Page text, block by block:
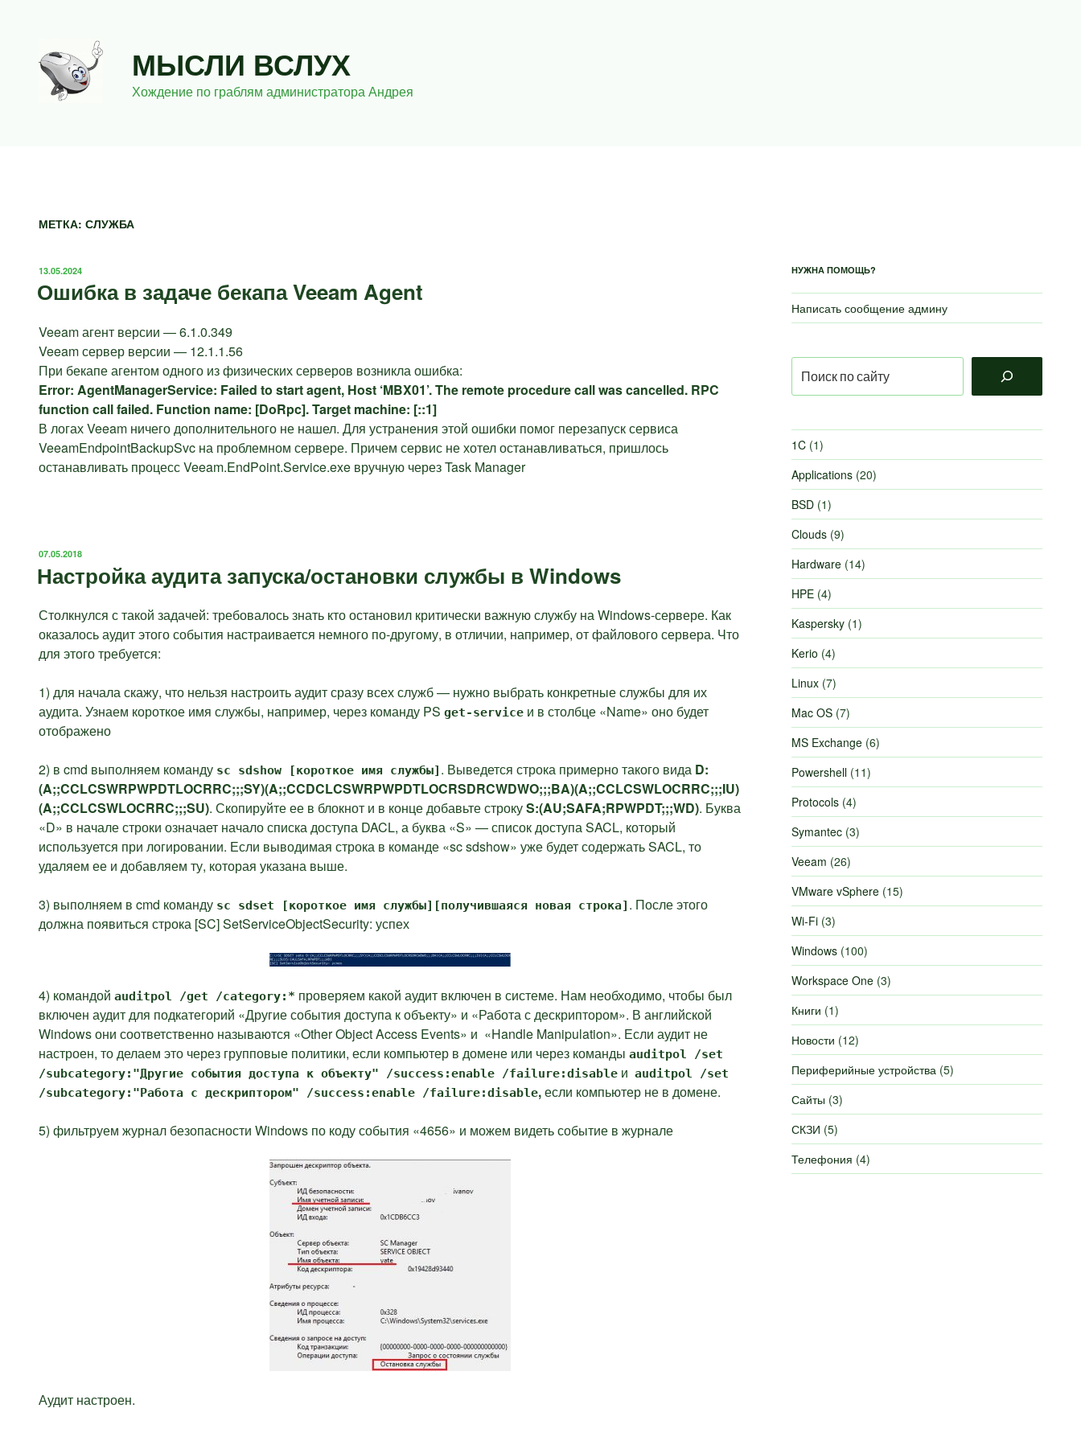
содержимому
МЫСЛИ ВСЛУХ
Хождение по граблям администратора Андрея
МЕТКА: СЛУЖБА
ОПУБЛИКОВАНО
13.05.2024
Ошибка в задаче бекапа Veeam Agent
Veeam агент версии — 6.1.0.349
Veeam сервер версии — 12.1.1.56
При бекапе агентом одного из физических серверов возникла ошибка:
Error: AgentManagerService: Failed to start agent, Host ‘MBX01’. The remote procedure call was cancelled. RPC
function call failed. Function name: [DoRpc]. Target machine: [::1]
В логах Veeam ничего дополнительного не нашел. Для устранения этой ошибки помог перезапуск сервиса
VeeamEndpointBackupSvc на проблемном сервере. Причем сервис не хотел останавливаться, пришлось
останавливать процесс Veeam.EndPoint.Service.exe вручную через Task Manager
ОПУБЛИКОВАНО
07.05.2018
Настройка аудита запуска/остановки службы в Windows
Столкнулся с такой задачей: требовалось знать кто остановил критически важную службу на Windows-сервере. Как
оказалось аудит этого события настраивается немного по-другому, в отличии, например, от файлового сервера. Что
для этого требуется:
1) для начала скажу, что нельзя настроить аудит сразу всех служб — нужно выбрать конкретные службы для их
аудита. Узнаем короткое имя службы, например, через команду PS get-service и в столбце «Name» оно будет
отображено
2) в cmd выполняем команду sc sdshow [короткое имя службы] . Выведется строка примерно такого вида D:
(A;;CCLCSWRPWPDTLOCRRC;;;SY)(A;;CCDCLCSWRPWPDTLOCRSDRCWDWO;;;BA)(A;;CCLCSWLOCRRC;;;IU)
(A;;CCLCSWLOCRRC;;;SU). Скопируйте ее в блокнот и в конце добавьте строкуS:(AU;SAFA;RPWPDT;;;WD). Буква
«D» в начале строки означает начало списка доступа DACL, а буква «S» — список доступа SACL, который
используется при логировании. Если выводимая строка в команде «sc sdshow» уже будет содержать SACL, то
удаляем ее и добавляем ту, которая указана выше.
3) выполняем в cmd команду sc sdset [короткое имя службы][получившаяся новая строка] . После этого
должна появиться строка [SC] SetServiceObjectSecurity: успех
4) командой auditpol /get /category:* проверяем какой аудит включен в системе. Нам необходимо, чтобы был
включен аудит для подкатегорий «Другие события доступа к объекту» и «Работа с дескриптором». В английской
Windows они соответственно называются «Other Object Access Events» и «Handle Manipulation». Если аудит не
настроен, то делаем это через групповые политики, если компьютер в домене или через команды auditpol /set
/subcategory:"Другие события доступа к объекту" /success:enable /failure:disable и auditpol /set
/subcategory:"Работа с дескриптором" /success:enable /failure:disable,если компьютер не в домене.
5) фильтруем журнал безопасности Windows по коду события «4656» и можем видеть событие в журнале
Аудит настроен.
НУЖНА ПОМОЩЬ?
Написать сообщение админу
1C (1)
Applications (20)
BSD (1)
Clouds (9)
Hardware (14)
HPE (4)
Kaspersky (1)
Kerio (4)
Linux (7)
Mac OS (7)
MS Exchange (6)
Powershell (11)
Protocols (4)
Symantec (3)
Veeam (26)
VMware vSphere (15)
Wi-Fi (3)
Windows (100)
Workspace One (3)
Книги (1)
Новости (12)
Периферийные устройства (5)
Сайты (3)
СКЗИ (5)
Телефония (4)